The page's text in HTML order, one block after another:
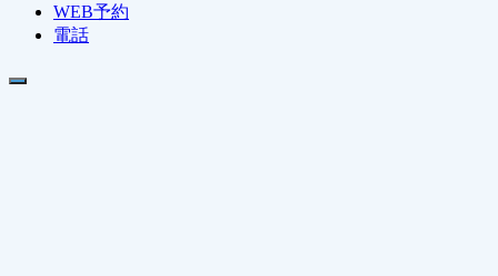
WEB予約
電話